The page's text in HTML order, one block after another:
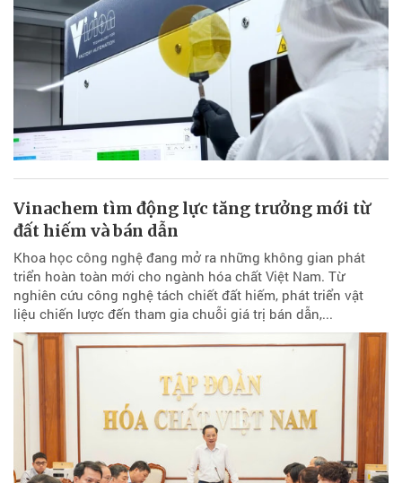
Vinachem tìm động lực tăng trưởng mới từ
đất hiếm và bán dẫn
Khoa học công nghệ đang mở ra những không gian phát
triển hoàn toàn mới cho ngành hóa chất Việt Nam. Từ
nghiên cứu công nghệ tách chiết đất hiếm, phát triển vật
liệu chiến lược đến tham gia chuỗi giá trị bán dẫn,...